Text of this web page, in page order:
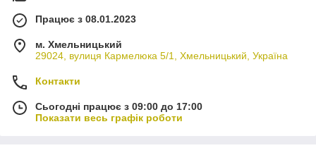
Працює з 08.01.2023
м. Хмельницький
29024, вулиця Кармелюка 5/1, Хмельницький, Україна
Контакти
Сьогодні працює з 09:00 до 17:00
Показати весь графік роботи